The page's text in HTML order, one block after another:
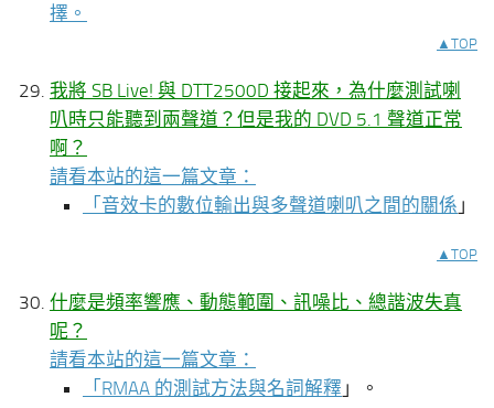
擇。
▲TOP
我將 SB Live! 與 DTT2500D 接起來，為什麼測試喇
叭時只能聽到兩聲道？但是我的 DVD 5.1 聲道正常
啊？
請看本站的這一篇文章：
「 音效卡的數位輸出與多聲道喇叭之間的關係 」
▲TOP
什麼是頻率響應、動態範圍、訊噪比、總諧波失真
呢？
請看本站的這一篇文章：
「RMAA 的測試方法與名詞解釋 」。